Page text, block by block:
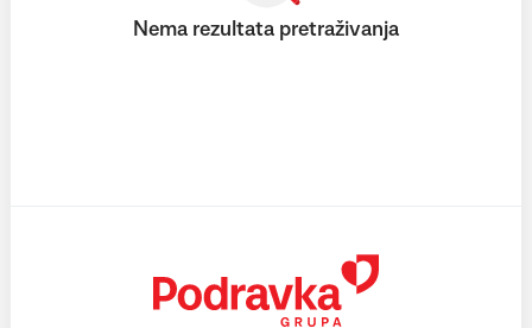
Nema rezultata pretraživanja